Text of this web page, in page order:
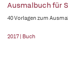
Ausmalbuch für
40 Vorlagen zum
2017 | Buch